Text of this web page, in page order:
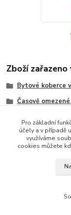
Zboží
Bytové koberce
Časově
VELUROVÉ
Pro základní
účely a v případě
využíváme
cookies můžete